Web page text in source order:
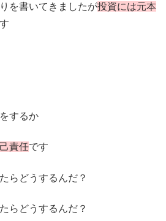
を書いてきましたが投資には元本
するか
責任です
らどうするんだ？
らどうするんだ？